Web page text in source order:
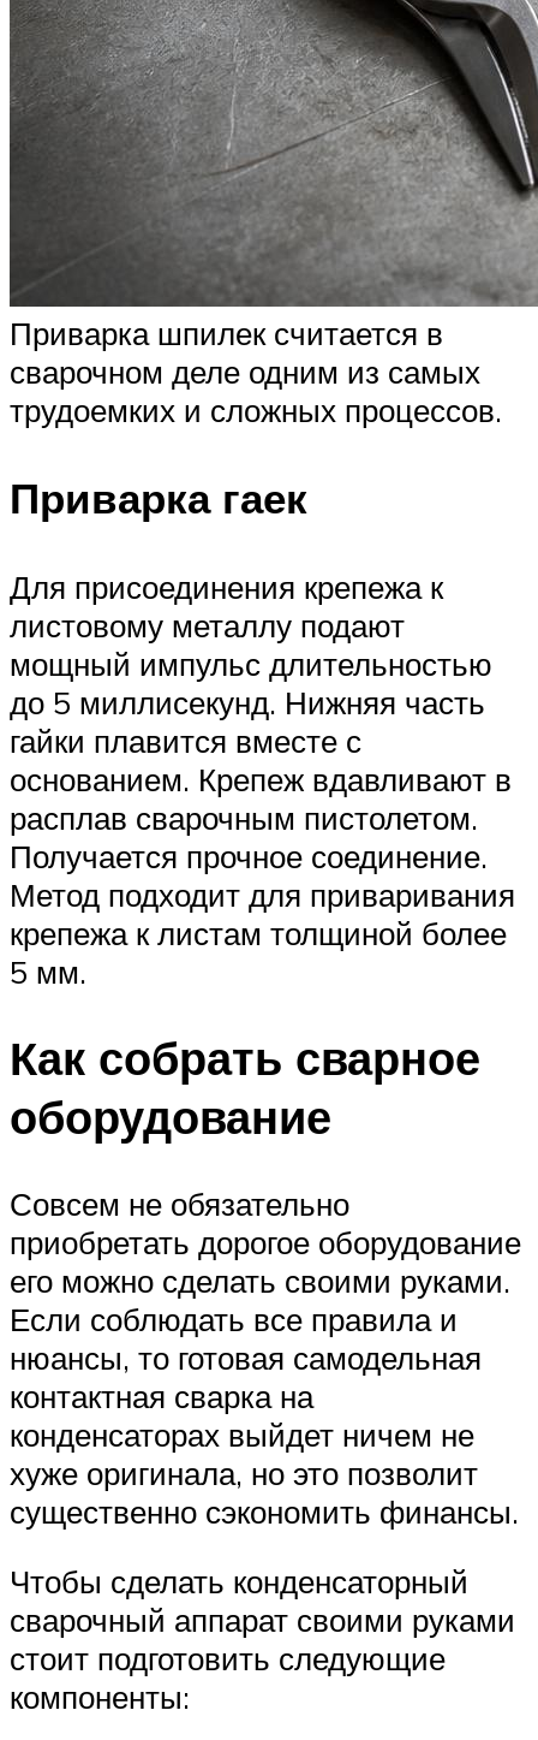
Приварка шпилек считается в
сварочном деле одним из самых
трудоемких и сложных процессов.
Приварка гаек
Для присоединения крепежа к
листовому металлу подают
мощный импульс длительностью
до 5 миллисекунд. Нижняя часть
гайки плавится вместе с
основанием. Крепеж вдавливают в
расплав сварочным пистолетом.
Получается прочное соединение.
Метод подходит для приваривания
крепежа к листам толщиной более
5 мм.
Как собрать сварное
оборудование
Совсем не обязательно
приобретать дорогое оборудование
его можно сделать своими руками.
Если соблюдать все правила и
нюансы, то готовая самодельная
контактная сварка на
конденсаторах выйдет ничем не
хуже оригинала, но это позволит
существенно сэкономить финансы.
Чтобы сделать конденсаторный
сварочный аппарат своими руками
стоит подготовить следующие
компоненты: